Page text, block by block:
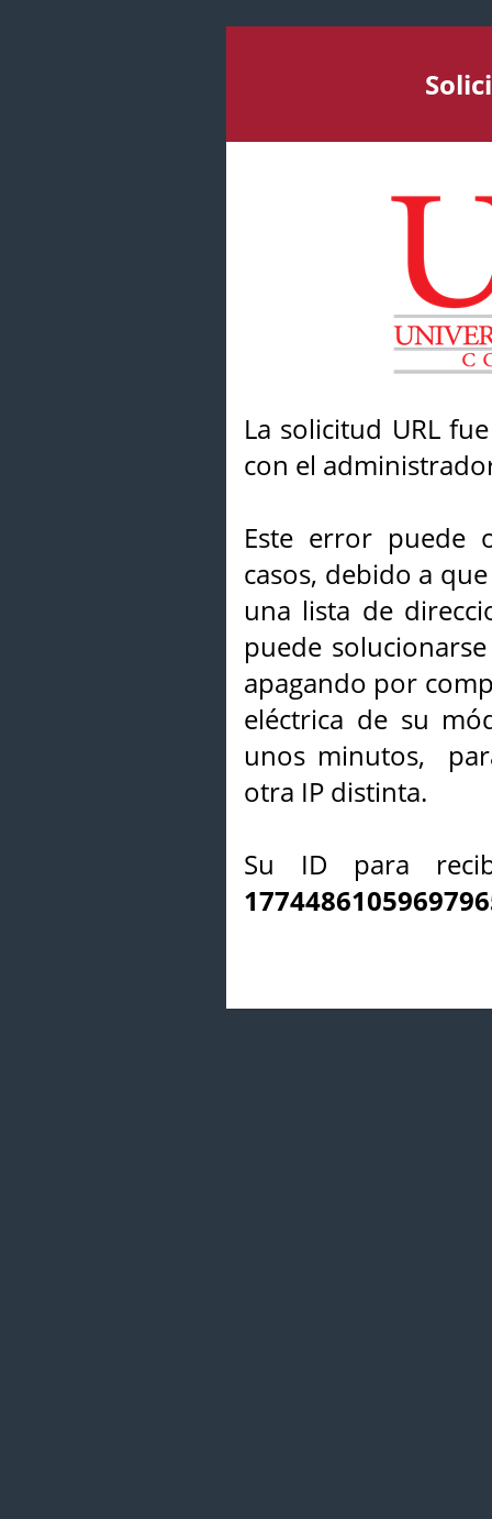
La solicitud URL
con el
Este error puede
casos, debido a
una lista de
puede
apagando por
eléctrica de su
unos minutos,
otra IP distinta.
Su ID para